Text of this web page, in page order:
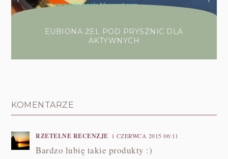
EUBIONA ŻEL POD PRYSZNIC DLA
AKTYWNYCH
KOMENTARZE
RZETELNE RECENZJE 1 CZERWCA 2015 06:11
Bardzo lubię takie produkty :)